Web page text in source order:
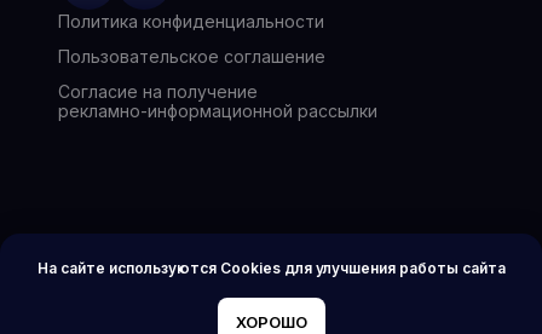
На сайте используются Cookies для улучшения работы сайта
ХОРОШО
Согласие на получение
рекламно-информационной рассылки
Пользовательское соглашение
Политика конфиденциальности